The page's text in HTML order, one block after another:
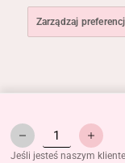
Jeśli jesteś naszym
Zarządzaj